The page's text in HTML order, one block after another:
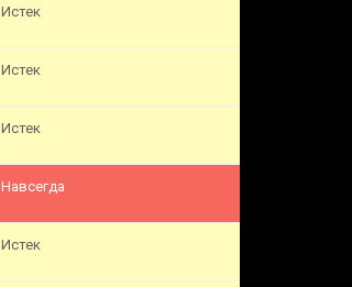
Истек
Истек
Истек
Навсегда
Истек